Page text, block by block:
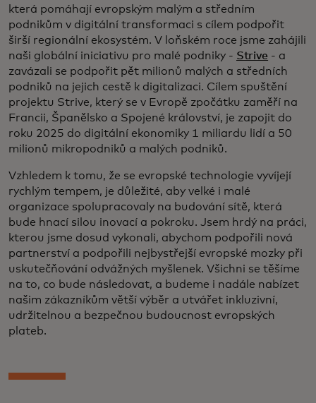
která pomáhají evropským malým a středním
podnikům v digitální transformaci s cílem podpořit
širší regionální ekosystém. V loňském roce jsme zahájili
naši globální iniciativu pro malé podniky - Strive - a
zavázali se podpořit pět milionů malých a středních
podniků na jejich cestě k digitalizaci. Cílem spuštění
projektu Strive, který se v Evropě zpočátku zaměří na
Francii, Španělsko a Spojené království, je zapojit do
roku 2025 do digitální ekonomiky 1 miliardu lidí a 50
milionů mikropodniků a malých podniků.
Vzhledem k tomu, že se evropské technologie vyvíjejí
rychlým tempem, je důležité, aby velké i malé
organizace spolupracovaly na budování sítě, která
bude hnací silou inovací a pokroku. Jsem hrdý na práci,
kterou jsme dosud vykonali, abychom podpořili nová
partnerství a podpořili nejbystřejší evropské mozky při
uskutečňování odvážných myšlenek. Všichni se těšíme
na to, co bude následovat, a budeme i nadále nabízet
našim zákazníkům větší výběr a utvářet inkluzivní,
udržitelnou a bezpečnou budoucnost evropských
plateb.